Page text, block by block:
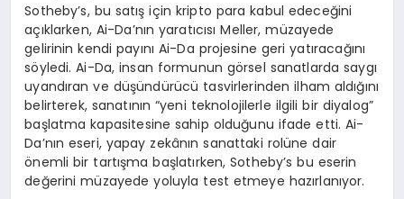
Sotheby’s, bu satış için kripto para kabul edeceğini
açıklarken, Ai-Da’nın yaratıcısı Meller, müzayede
gelirinin kendi payını Ai-Da projesine geri yatıracağını
söyledi. Ai-Da, insan formunun görsel sanatlarda saygı
uyandıran ve düşündürücü tasvirlerinden ilham aldığını
belirterek, sanatının “yeni teknolojilerle ilgili bir diyalog”
başlatma kapasitesine sahip olduğunu ifade etti. Ai-
Da’nın eseri, yapay zekânın sanattaki rolüne dair
önemli bir tartışma başlatırken, Sotheby’s bu eserin
değerini müzayede yoluyla test etmeye hazırlanıyor.